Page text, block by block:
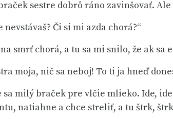
sestre dobrô ráno zavinšovať.
nevstávaš? Či si mi azda chorá?“
smrť chorá, a tu sa mi snilo, že ak
moja, nič sa neboj! To ti ja hneď
milý braček pre vlčie mlieko. Ide,
natiahne a chce streliť, a tu štrk,